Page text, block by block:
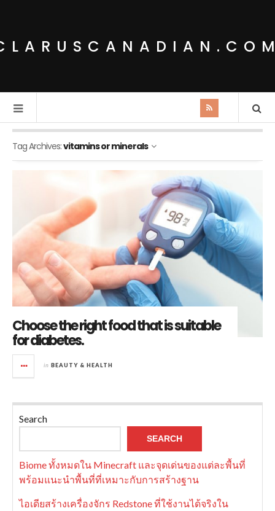
Tag Archives:vitamins or minerals
Choose the right food that is suitable
for diabetes.
in BEAUTY & HEALTH
Search
SEARCH
Biome ทั้งหมดใน Minecraft และจุดเด่นของแต่ละพื้นที่
พร้อมแนะนำพื้นที่ที่เหมาะกับการสร้างฐาน
ไอเดียสร้างเครื่องจักร Redstone ที่ใช้งานได้จริงใน